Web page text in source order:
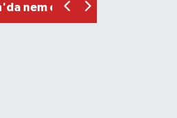
nem oranı yüzde 100'e